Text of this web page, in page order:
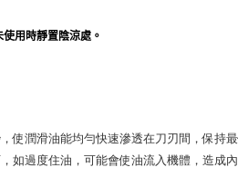
用時靜置陰涼處。
使潤滑油能均勻快速滲透在刀刃間，保持最
如過度住油，可能會使油流入機體，造成內